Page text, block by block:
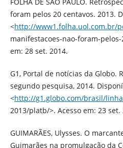
foram pelos 20 centavos. 2013.
<http://www1.folha.uol.com.br/
manifestacoes-nao-foram-
em: 28 set. 2014.
G1, Portal de notícias da Globo.
segundo pesquisa, 2014.
<http://g1.globo.com/brasil/
2013/platb/>. Acesso em: 23 set.
GUIMARÃES, Ulysses. O
Guimarães na promulgação da